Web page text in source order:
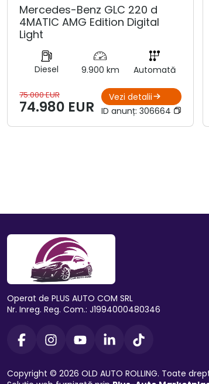
Mercedes-Benz GLC 220 d
4MATIC AMG Edition Digital
Light
Diesel 9.900 km Automată
75.000 EUR
74.980 EUR
Vezi detalii
ID anunț: 306664
Operat de PLUS AUTO COM SRL
Nr. Inreg. Reg. Com.: J1994000480346
Copyright © 2026 OLD AUTO ROLLING. Toate